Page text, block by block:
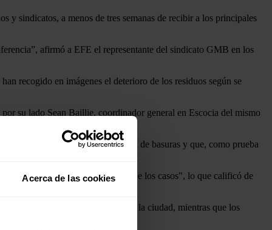
Acerca de las cookies
y sindicatos, a menos de tres semanas de recibir a los principales
afirmó a EFE el representante del sindicato GMB en los
recogido en imágenes el deterioro de los residuos según se
su lado Sean Baillie, coordinador general en Escocia del mismo
el sistema de recogida de basuras y que, como prueba
la media nacional”.
incidencia "en el 99,85 % de los casos", lo que calificó de
de "arruinar" la reputación de la ciudad, mientras que los